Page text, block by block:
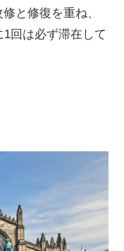
と修復を重ね、
回は必ず滞在して